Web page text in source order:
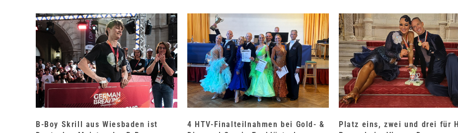
B-Boy Skrill aus Wiesbaden ist
4 HTV-Finalteilnahmen bei Gold- &
Platz eins, zwei und drei für